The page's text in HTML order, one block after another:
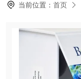
当前位置：首页